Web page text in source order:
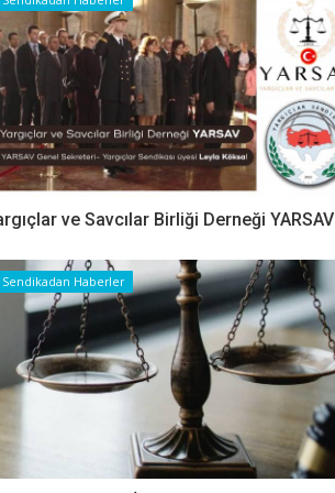
ve Savcılar Birliği Derneği YARSAV
Sendikadan Haberler